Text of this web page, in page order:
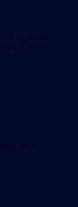
bổ ngân sách
lõi (CPA,
Nhận